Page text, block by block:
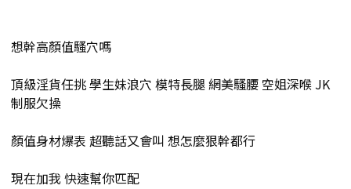
想幹高顏值騷穴嗎
頂級淫貨任挑 學生妹浪穴 模特長腿 網美騷腰 空姐深喉 JK
制服欠操
顏值身材爆表 超聽話又會叫 想怎麼狠幹都行
現在加我 快速幫你匹配